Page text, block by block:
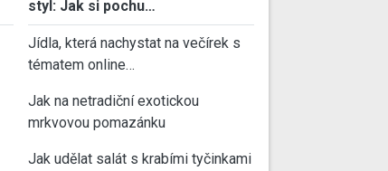
styl: Jak si pochu…
Jídla, která nachystat na večírek s
tématem online…
Jak na netradiční exotickou
mrkvovou pomazánku
Jak udělat salát s krabími tyčinkami